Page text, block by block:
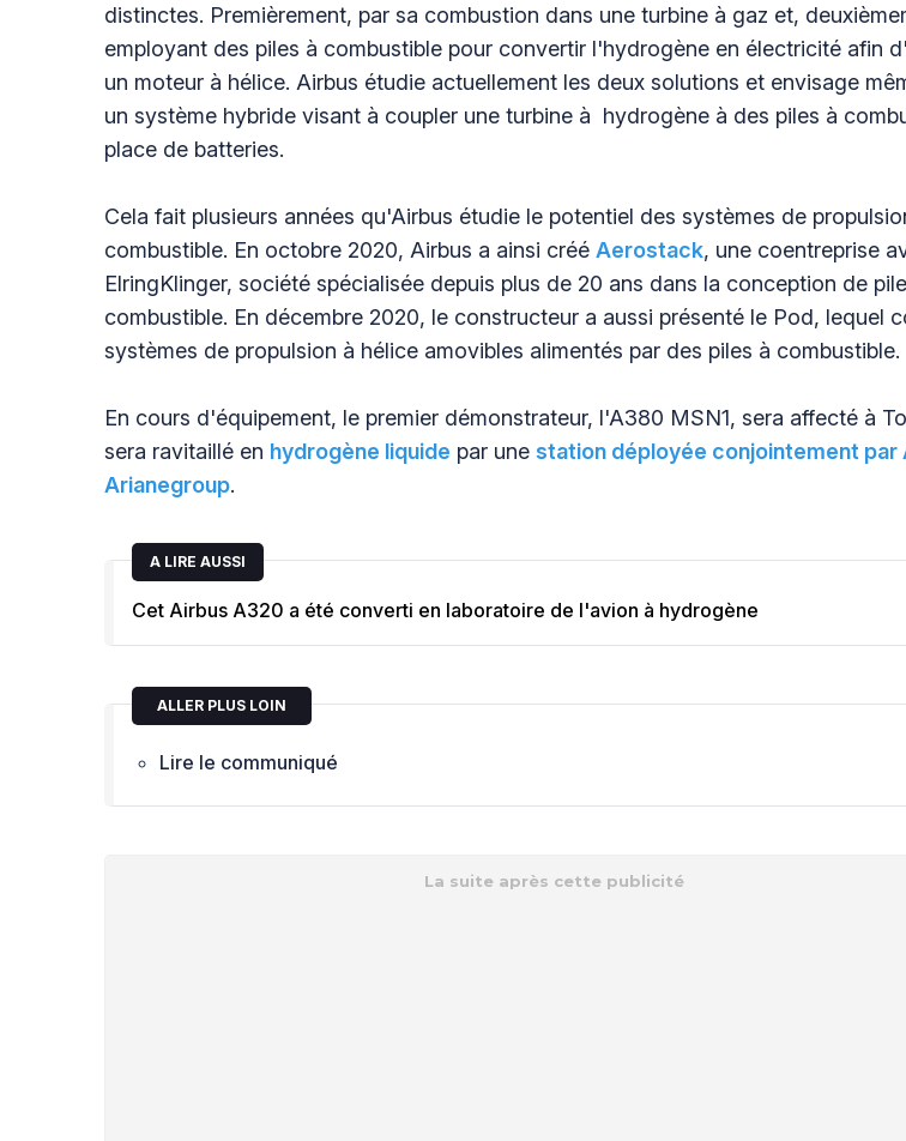
distinctes. Premièrement, par sa combustion dans une turbine à gaz et,
employant des piles à combustible pour convertir l'hydrogène en électricité afin
un moteur à hélice. Airbus étudie actuellement les deux solutions et envisage
un système hybride visant à coupler une turbine à hydrogène à des piles à
place de batteries.
Cela fait plusieurs années qu'Airbus étudie le potentiel des systèmes de
combustible. En octobre 2020, Airbus a ainsi créé Aerostack, une coentreprise
ElringKlinger, société spécialisée depuis plus de 20 ans dans la conception de
combustible. En décembre 2020, le constructeur a aussi présenté le Pod, lequel
systèmes de propulsion à hélice amovibles alimentés par des piles à combustible.
En cours d'équipement, le premier démonstrateur, l'A380 MSN1, sera affecté à
sera ravitaillé en hydrogène liquide par une station déployée conjointement par
Arianegroup.
A LIRE AUSSI
Cet Airbus A320 a été converti en laboratoire de l'avion à hydrogène
ALLER PLUS LOIN
Lire le communiqué